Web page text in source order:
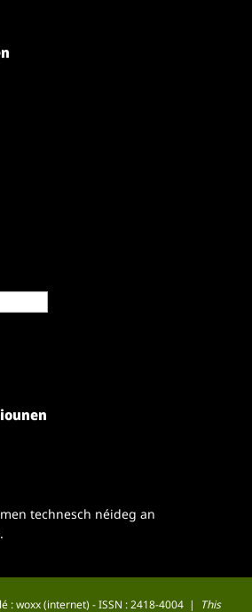
technesch néideg an
woxx (internet) - ISSN : 2418-4004 | This